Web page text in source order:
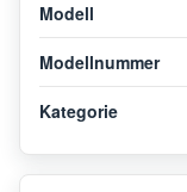
Modell
Modellnummer
Kategorie